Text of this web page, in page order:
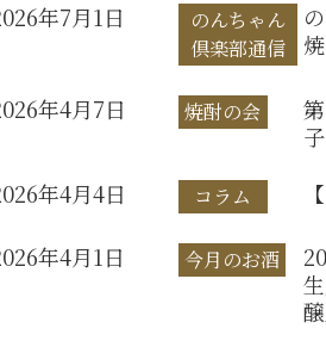
年7月1日
のんちゃん
倶楽部通信
年4月7日 焼酎の会
年4月4日
コラム
年4月1日 今月のお酒
醸